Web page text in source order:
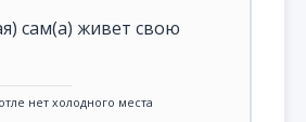
сам(а) живет свою
нет холодного места